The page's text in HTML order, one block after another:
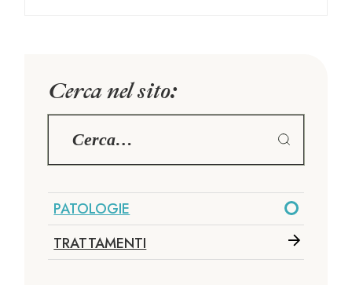
Cerca nel sito:
PATOLOGIE
TRATTAMENTI